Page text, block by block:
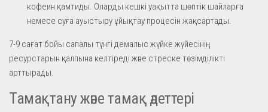
кофеин қамтиды. Оларды кешкі уақытта шөптік шайларға
немесе суға ауыстыру ұйықтау процесін жақсартады.
7-9 сағат бойы сапалы түнгі демалыс жүйке жүйесінің
ресурстарын қалпына келтіреді және стреске төзімділікті
арттырады.
Тамақтану және тамақ әдеттері